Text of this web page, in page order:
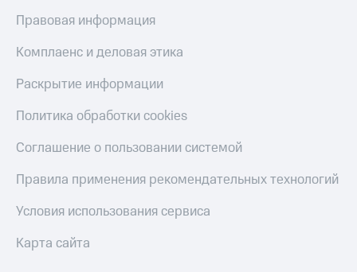
Правовая информация
Комплаенс и деловая этика
Раскрытие информации
Политика обработки cookies
Соглашение о пользовании системой
Правила применения рекомендательных технологий
Условия использования сервиса
Карта сайта